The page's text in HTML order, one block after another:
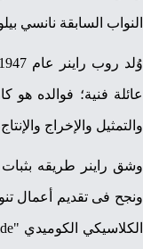
النواب السابقة نانسي
عائلة فنية؛ فوالده هو
والتمثيل والإخراج
وشق راينر طريقه بثبات
ونجح فى تقديم أعمال